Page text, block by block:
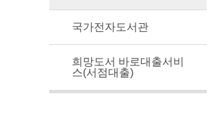
국가전자도서관
희망도서 바로대출서비
스(서점대출)